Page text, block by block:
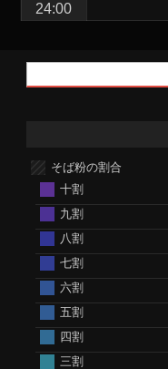
24:00
そば粉の割合
十割
九割
八割
七割
六割
五割
四割
三割